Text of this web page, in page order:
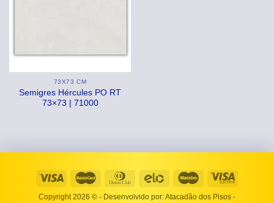
73X73 CM
Semigres Hércules PO RT
73×73 | 71000
Copyright 2026 © - Desenvolvido por: Atacadão dos Pisos -